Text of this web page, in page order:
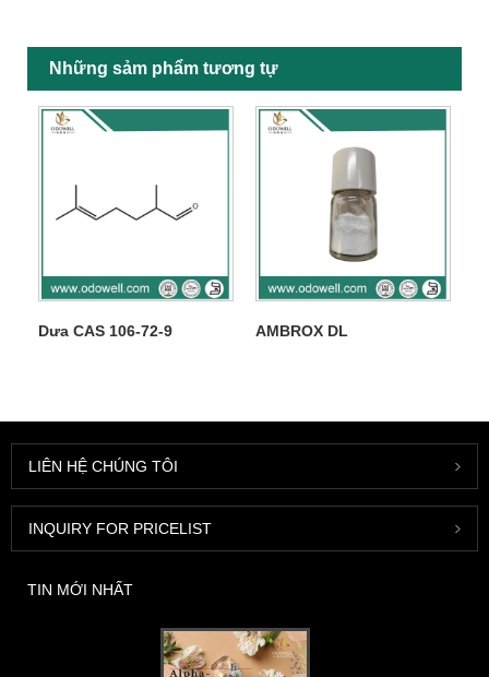
Những sảm phẩm tương tự
Dưa CAS 106-72-9 AMBROX DL
LIÊN HỆ CHÚNG TÔI
INQUIRY FOR PRICELIST
TIN MỚI NHẤT